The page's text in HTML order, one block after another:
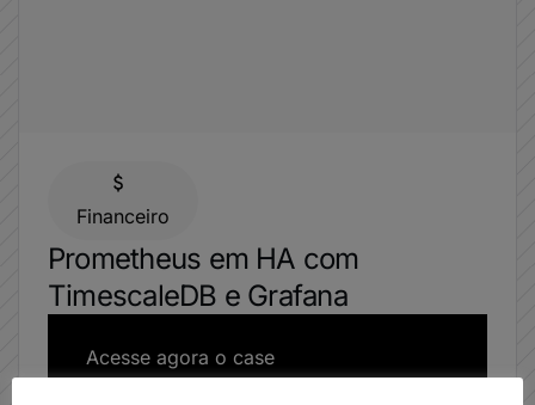
Financeiro
Prometheus em HA com
TimescaleDB e Grafana
Acesse agora o case